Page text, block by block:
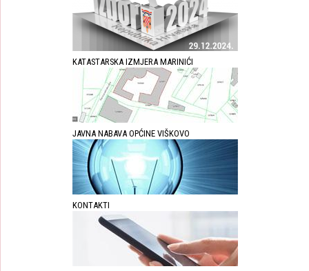
KATASTARSKA IZMJERA MARINIĆI
JAVNA NABAVA OPĆINE VIŠKOVO
KONTAKTI